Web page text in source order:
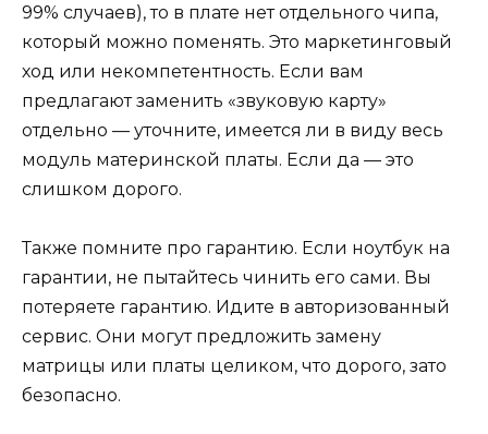
99% случаев), то в плате нет отдельного чипа,
который можно поменять. Это маркетинговый
ход или некомпетентность. Если вам
предлагают заменить «звуковую карту»
отдельно — уточните, имеется ли в виду весь
модуль материнской платы. Если да — это
слишком дорого.
Также помните про гарантию. Если ноутбук на
гарантии, не пытайтесь чинить его сами. Вы
потеряете гарантию. Идите в авторизованный
сервис. Они могут предложить замену
матрицы или платы целиком, что дорого, зато
безопасно.